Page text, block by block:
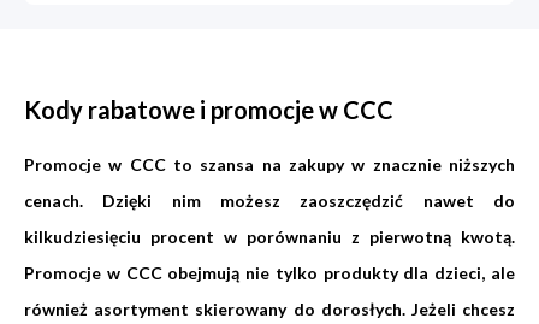
Kody rabatowe i promocje w CCC
Promocje w CCC to szansa na zakupy w znacznie niższych
cenach. Dzięki nim możesz zaoszczędzić nawet do
kilkudziesięciu procent w porównaniu z pierwotną kwotą.
Promocje w CCC obejmują nie tylko produkty dla dzieci, ale
również asortyment skierowany do dorosłych. Jeżeli chcesz